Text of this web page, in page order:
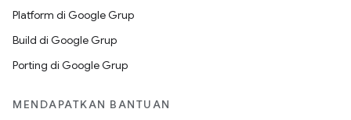
Platform di Google Grup
Build di Google Grup
Porting di Google Grup
MENDAPATKAN BANTUAN